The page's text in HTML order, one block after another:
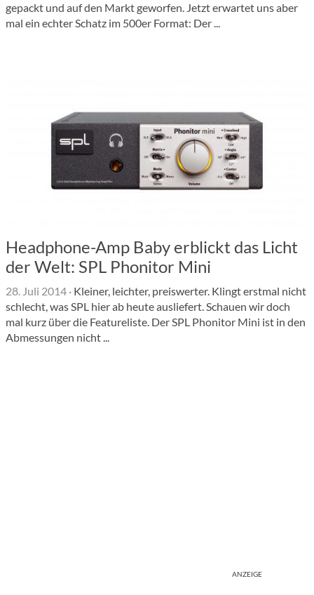
gepackt und auf den Markt geworfen. Jetzt erwartet uns aber
mal ein echter Schatz im 500er Format: Der ...
Headphone-Amp Baby erblickt das Licht
der Welt: SPL Phonitor Mini
28. Juli 2014 · Kleiner, leichter, preiswerter. Klingt erstmal nicht
schlecht, was SPL hier ab heute ausliefert. Schauen wir doch
mal kurz über die Featureliste. Der SPL Phonitor Mini ist in den
Abmessungen nicht ...
ANZEIGE